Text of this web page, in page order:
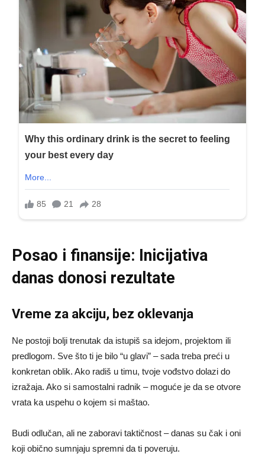
Posao i finansije: Inicijativa
danas donosi rezultate
Vreme za akciju, bez oklevanja
Ne postoji bolji trenutak da istupiš sa idejom, projektom ili
predlogom. Sve što ti je bilo “u glavi” – sada treba preći u
konkretan oblik. Ako radiš u timu, tvoje vođstvo dolazi do
izražaja. Ako si samostalni radnik – moguće je da se otvore
vrata ka uspehu o kojem si maštao.
Budi odlučan, ali ne zaboravi taktičnost – danas su čak i oni
koji obično sumnjaju spremni da ti poveruju.